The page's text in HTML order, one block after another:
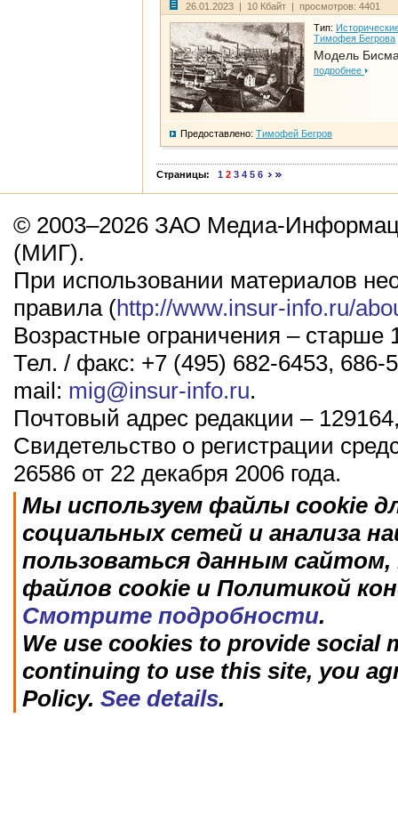
26.01.2023 | 10 Кбайт | просмотров: 4401
Тип:
Тимофея Бегрова
Модель
подробнее
Предоставлено: Тимофей Бегров
Страницы: 1 2 3 4 5 6
© 2003–2026 ЗАО Медиа-
(МИГ).
При использовании материалов
правила (http://www.insur-info.ru/
Возрастные ограничения – старше
Тел. / факс: +7 (495) 682-6453, 686-
mail: mig@insur-info.ru.
Почтовый адрес редакции –
Свидетельство о регистрации
26586 от 22 декабря 2006 года.
Мы используем файлы cookie
социальных сетей и анализа
пользоваться данным
файлов cookie и Политикой
Смотрите подробности.
We use cookies to provide social
continuing to use this site, you
Policy. See details.